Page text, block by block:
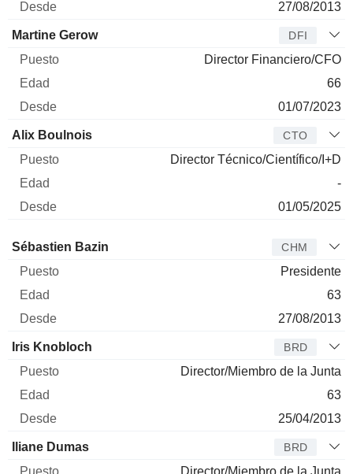
27/08/2013
Martine Gerow DFI
Director Financiero/CFO
66
01/07/2023
Alix Boulnois CTO
Director Técnico/Científico/I+D
-
01/05/2025
Administrador Puesto
Sébastien Bazin CHM
Presidente
63
27/08/2013
Iris Knobloch BRD
Director/Miembro de la Junta
63
25/04/2013
Iliane Dumas BRD
Director/Miembro de la Junta